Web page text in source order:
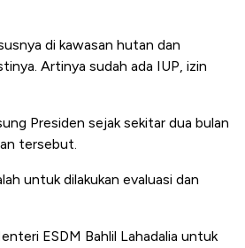
di kawasan hutan dan
Artinya sudah ada IUP, izin
Presiden sejak sekitar dua bulan
tersebut.
untuk dilakukan evaluasi dan
ESDM Bahlil Lahadalia untuk
Kinerja Emiten Minyak RI,
Cuannya Paling Menyala?